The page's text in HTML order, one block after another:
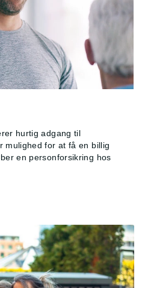
hurtig adgang til
mulighed for at få en billig
en personforsikring hos